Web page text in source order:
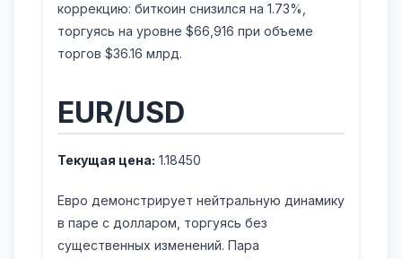
коррекцию: биткоин снизился на 1.73%,
торгуясь на уровне $66,916 при объеме
торгов $36.16 млрд.
EUR/USD
Текущая цена: 1.18450
Евро демонстрирует нейтральную динамику
в паре с долларом, торгуясь без
существенных изменений. Пара